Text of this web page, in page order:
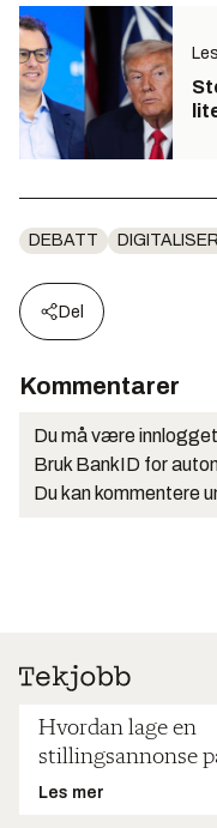
DEBATT
Del
Kommentarer
Du må være
Bruk BankID for
Du kan kommentere
Hvordan lage en
stillingsannonse
Les mer